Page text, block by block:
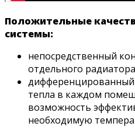
Положительные
системы:
непосредственный
отдельного
тепла в каждом
возможность
необходимую